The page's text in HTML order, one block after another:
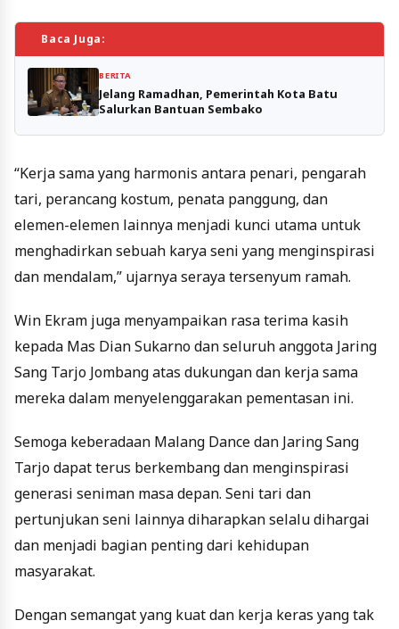
Baca Juga:
BERITA
Jelang Ramadhan, Pemerintah Kota Batu
Salurkan Bantuan Sembako
“Kerja sama yang harmonis antara penari, pengarah
tari, perancang kostum, penata panggung, dan
elemen-elemen lainnya menjadi kunci utama untuk
menghadirkan sebuah karya seni yang menginspirasi
dan mendalam,” ujarnya seraya tersenyum ramah.
Win Ekram juga menyampaikan rasa terima kasih
kepada Mas Dian Sukarno dan seluruh anggota Jaring
Sang Tarjo Jombang atas dukungan dan kerja sama
mereka dalam menyelenggarakan pementasan ini.
Semoga keberadaan Malang Dance dan Jaring Sang
Tarjo dapat terus berkembang dan menginspirasi
generasi seniman masa depan. Seni tari dan
pertunjukan seni lainnya diharapkan selalu dihargai
dan menjadi bagian penting dari kehidupan
masyarakat.
Dengan semangat yang kuat dan kerja keras yang tak